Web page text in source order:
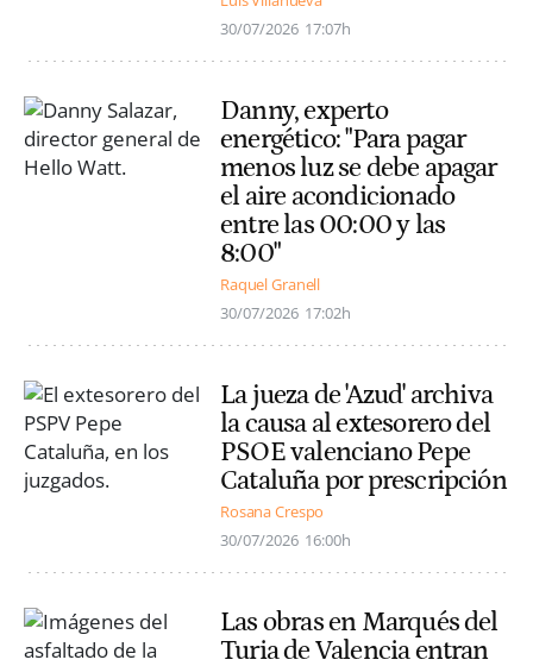
30/07/2026 17:07h
Danny, experto
energético: "Para pagar
menos luz se debe apagar
el aire acondicionado
entre las 00:00 y las
8:00"
Raquel Granell
30/07/2026 17:02h
La jueza de 'Azud' archiva
la causa al extesorero del
PSOE valenciano Pepe
Cataluña por prescripción
Rosana Crespo
30/07/2026 16:00h
Las obras en Marqués del
Turia de Valencia entran